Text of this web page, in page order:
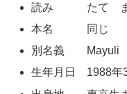
読み たて ま
本名 同じ
別名義 Mayuli
生年月日 1988年